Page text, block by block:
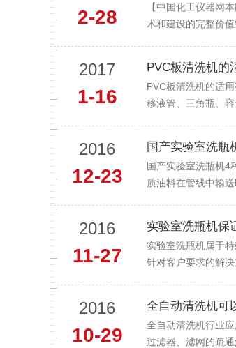
2-28
【中国化工仪器网
术和建设的完整价
2017
1-16
PVC板清洗机的
PVC板清洗机的适
移液管、三角瓶、
2016
12-23
国产实验室洗瓶
国产实验室洗瓶机4
质油料在管线中输
2016
11-27
实验室洗瓶机保
实验室洗瓶机属于
针对客户要求的解
2016
10-29
全自动清洗机可
全自动清洗机行业
过滤器、滤网的疏